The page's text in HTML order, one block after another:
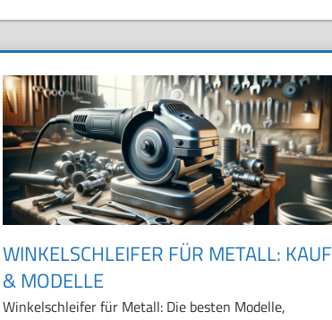
WINKELSCHLEIFER FÜR METALL: KAUF
& MODELLE
Winkelschleifer für Metall: Die besten Modelle,